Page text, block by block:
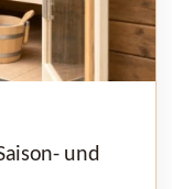
und